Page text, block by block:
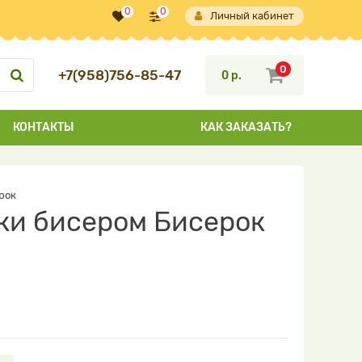
0 0 Личный кабинет
+7(958)756-85-47 0
0 р.
КОНТАКТЫ КАК ЗАКАЗАТЬ?
бисером Бисерок